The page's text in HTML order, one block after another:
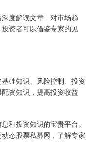
度解读文章，对市场趋
资者可以借鉴专家的见
础知识、风险控制、投资
资知识，提高投资收益
和投资知识的宝贵平台。
态股票私募网，了解专家